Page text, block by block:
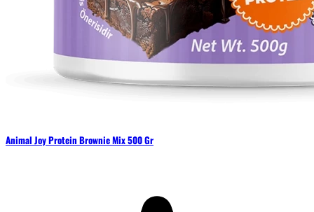
Animal Joy Protein Brownie Mix 500 Gr